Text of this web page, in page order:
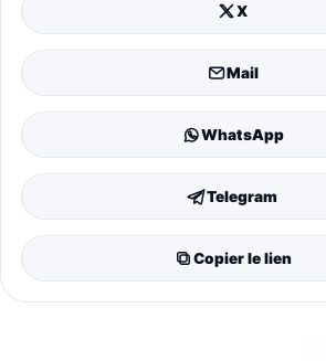
X
Mail
WhatsApp
Telegram
Copier le lien